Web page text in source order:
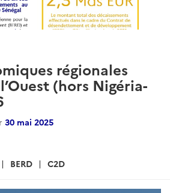
régionales
(hors Nigéria-
30 mai 2025
BERD C2D